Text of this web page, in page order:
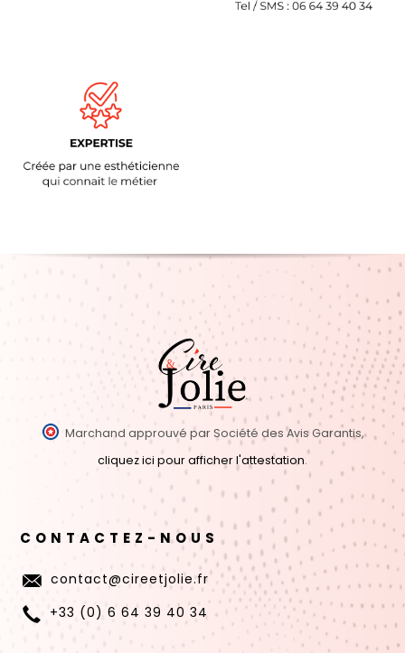
Marchand approuvé par Société des Avis Garantis,
cliquez ici pour afficher l'attestation.
CONTACTEZ-NOUS
contact@cireetjolie.fr
+33 (0) 6 64 39 40 34